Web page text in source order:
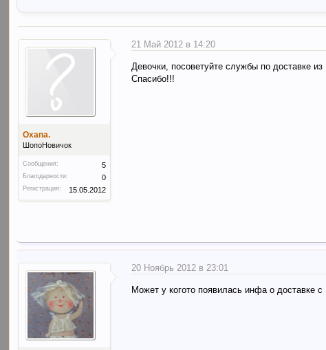
Oxana.
ШопоНовичок
Сообщения: 5
Благодарности: 0
Регистрация: 15.05.2012
21 Май 2012 в 14:20
Девочки, посоветуйте службы по доставке
Спасибо!!!
20 Ноябрь 2012 в 23:01
Может у когото появилась инфа о доставке